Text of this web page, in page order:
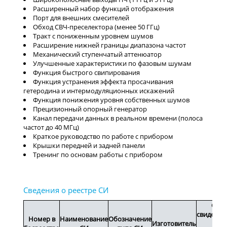
Расширенный набор функций отображения
Порт для внешних смесителей
Обход СВЧ-преселектора (менее 50 ГГц)
Тракт с пониженным уровнем шумов
Расширение нижней границы диапазона частот
Механический ступенчатый аттенюатор
Улучшенные характеристики по фазовым шумам
Функция быстрого свипирования
Функция устранения эффекта просачивания
гетеродина и интермодуляционных искажений
Функция понижения уровня собственных шумов
Прецизионный опорный генератор
Канал передачи данных в реальном времени (полоса
частот до 40 МГц)
Краткое руководство по работе с прибором
Крышки передней и задней панели
Тренинг по основам работы с прибором
Номер в НаименованиеОбозначениеИзготовитель
Срок